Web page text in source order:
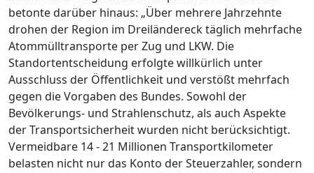
betonte darüber hinaus: „Über mehrere Jahrzehnte
drohen der Region im Dreiländereck täglich mehrfache
Atommülltransporte per Zug und LKW. Die
Standortentscheidung erfolgte willkürlich unter
Ausschluss der Öffentlichkeit und verstößt mehrfach
gegen die Vorgaben des Bundes. Sowohl der
Bevölkerungs- und Strahlenschutz, als auch Aspekte
der Transportsicherheit wurden nicht berücksichtigt.
Vermeidbare 14 - 21 Millionen Transportkilometer
belasten nicht nur das Konto der Steuerzahler, sondern